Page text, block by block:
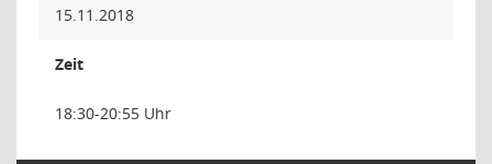
15.11.2018
Zeit
18:30-20:55 Uhr